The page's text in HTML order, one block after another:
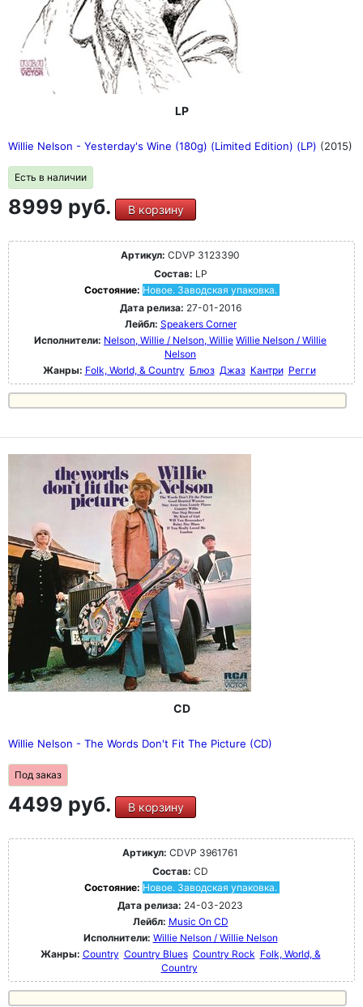
LP
Willie Nelson - Yesterday's Wine (180g) (Limited Edition) (LP) (2015)
Есть в наличии
8999 руб. В корзину
Артикул: CDVP 3123390
Состав: LP
Состояние: Новое. Заводская упаковка.
Дата релиза: 27-01-2016
Лейбл: Speakers Corner
Исполнители: Nelson, Willie / Nelson, Willie Willie Nelson / Willie
Nelson
Жанры: Folk, World, & Country Блюз Джаз Кантри Регги
CD
Willie Nelson - The Words Don't Fit The Picture (CD)
Под заказ
4499 руб. В корзину
Артикул: CDVP 3961761
Состав: CD
Состояние: Новое. Заводская упаковка.
Дата релиза: 24-03-2023
Лейбл: Music On CD
Исполнители: Willie Nelson / Willie Nelson
Жанры: Country Country Blues Country Rock Folk, World, &
Country